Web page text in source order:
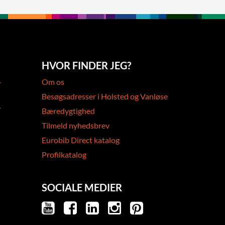
HVOR FINDER JEG?
Om os
Besøgsadresser i Holsted og Vanløse
Bæredygtighed
Tilmeld nyhedsbrev
Eurobib Direct katalog
Profilkatalog
SOCIALE MEDIER